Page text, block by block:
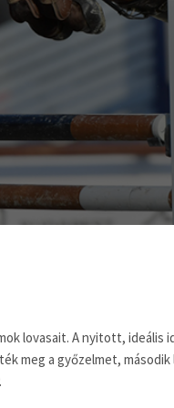
lovasait. A nyitott, ideális
meg a győzelmet,